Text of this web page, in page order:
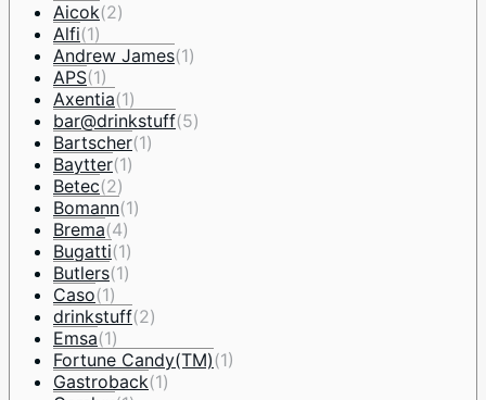
Aicok(2)
Alfi(1)
Andrew James(1)
APS(1)
Axentia(1)
bar@drinkstuff(5)
Bartscher(1)
Baytter(1)
Betec(2)
Bomann(1)
Brema(4)
Bugatti(1)
Butlers(1)
Caso(1)
drinkstuff(2)
Emsa(1)
Fortune Candy(TM)(1)
Gastroback(1)